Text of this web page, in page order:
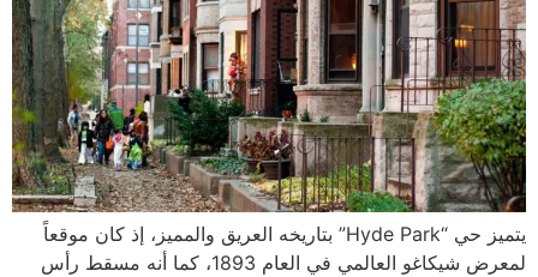
يتميز حي “Hyde Park” بتاريخه العريق والمميز، إذ كان موقعاً
لمعرض شيكاغو العالمي في العام 1893، كما أنه مسقط رأس